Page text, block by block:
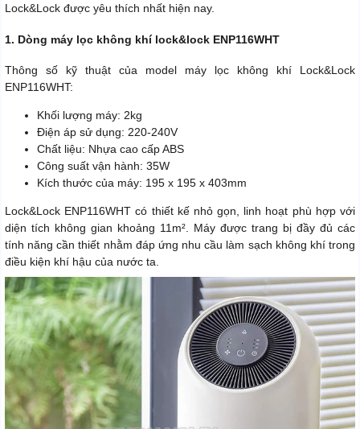
Lock&Lock được yêu thích nhất hiện nay.
1. Dòng máy lọc không khí lock&lock ENP116WHT
Thông số kỹ thuật của model máy lọc không khí Lock&Lock
ENP116WHT:
Khối lượng máy: 2kg
Điện áp sử dụng: 220-240V
Chất liệu: Nhựa cao cấp ABS
Công suất vận hành: 35W
Kích thước của máy: 195 x 195 x 403mm
Lock&Lock ENP116WHT có thiết kế nhỏ gọn, linh hoạt phù hợp với
diện tích không gian khoảng 11m². Máy được trang bị đầy đủ các
tính năng cần thiết nhằm đáp ứng nhu cầu làm sạch không khí trong
điều kiện khí hậu của nước ta.